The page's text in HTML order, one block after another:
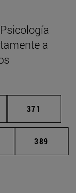
a
intermedias
Página
371
Páginas intermedias
Página
389